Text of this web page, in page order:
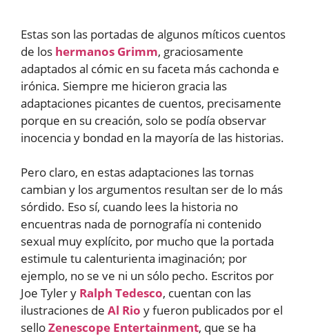
Estas son las portadas de algunos míticos cuentos
de los hermanos Grimm, graciosamente
adaptados al cómic en su faceta más cachonda e
irónica. Siempre me hicieron gracia las
adaptaciones picantes de cuentos, precisamente
porque en su creación, solo se podía observar
inocencia y bondad en la mayoría de las historias.
Pero claro, en estas adaptaciones las tornas
cambian y los argumentos resultan ser de lo más
sórdido. Eso sí, cuando lees la historia no
encuentras nada de pornografía ni contenido
sexual muy explícito, por mucho que la portada
estimule tu calenturienta imaginación; por
ejemplo, no se ve ni un sólo pecho. Escritos por
Joe Tyler y Ralph Tedesco, cuentan con las
ilustraciones de Al Rio y fueron publicados por el
selloZenescope Entertainment, que se ha